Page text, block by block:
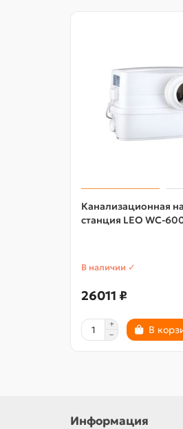
Канализационная
станция LEO WC-
В наличии ✓
26011 ₽
В
Информация